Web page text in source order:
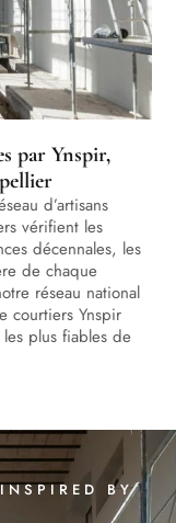
par Ynspir,
d’artisans
vérifient les
décennales, les
de chaque
réseau national
courtiers Ynspir
plus fiables de
BY